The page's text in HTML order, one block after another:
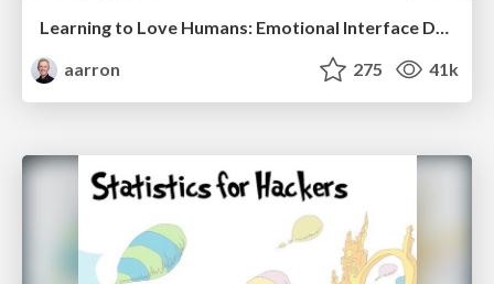
Learning to Love Humans: Emotional Interface Design
aarron
275 41k